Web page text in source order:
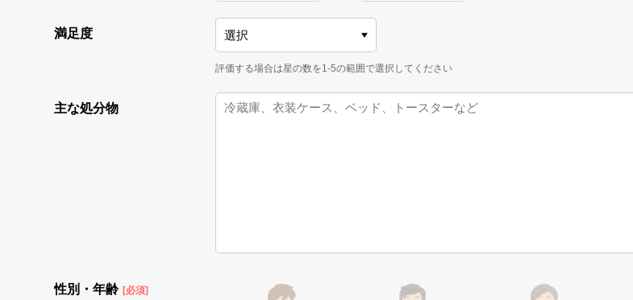
満足度
評価する場合は星の数を1-5の範囲で選択してください
主な処分物
性別・年齢 [必須]